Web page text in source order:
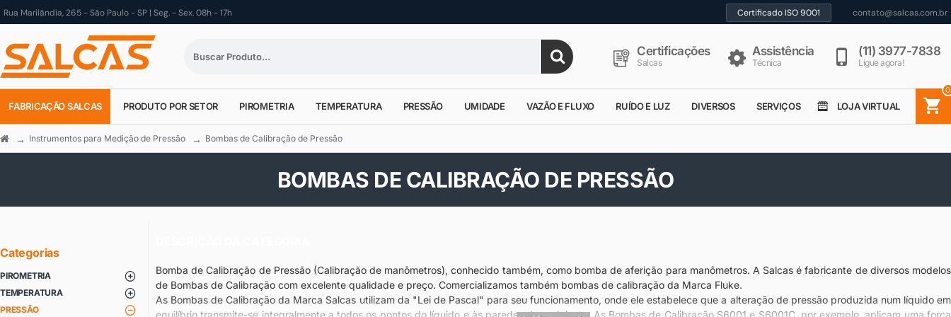
Rua Marilândia, 265 - São Paulo - SP | Seg. - Sex. 08h - 17h Certificado ISO 9001 contato@salcas.com.br
Certificações
Salcas
Assistência
Técnica
(11) 3977-7838
Ligue agora!
FABRICAÇÃO SALCAS PRODUTO POR SETOR PIROMETRIA TEMPERATURA PRESSÃO UMIDADE VAZÃO E FLUXO RUÍDO E LUZ DIVERSOS SERVIÇOS LOJA VIRTUAL
0
Instrumentos para Medição de Pressão Bombas de Calibração de Pressão
BOMBAS DE CALIBRAÇÃO DE PRESSÃO
Categorias
PIROMETRIA
TEMPERATURA
PRESSÃO
Bomba de Calibração de Pressão (Calibração de manômetros), conhecido também, como bomba de aferição para manômetros. A Salcas é fabricante de diversos modelos
de Bombas de Calibração com excelente qualidade e preço. Comercializamos também bombas de calibração da Marca Fluke.
As Bombas de Calibração da Marca Salcas utilizam da "Lei de Pascal" para seu funcionamento, onde ele estabelece que a alteração de pressão produzida num líquido em
equilíbrio transmite-se integralmente a todos os pontos do líquido e às paredes do recipiente. As Bombas de Calibração S6001 e S6001C, por exemplo, aplicam uma força